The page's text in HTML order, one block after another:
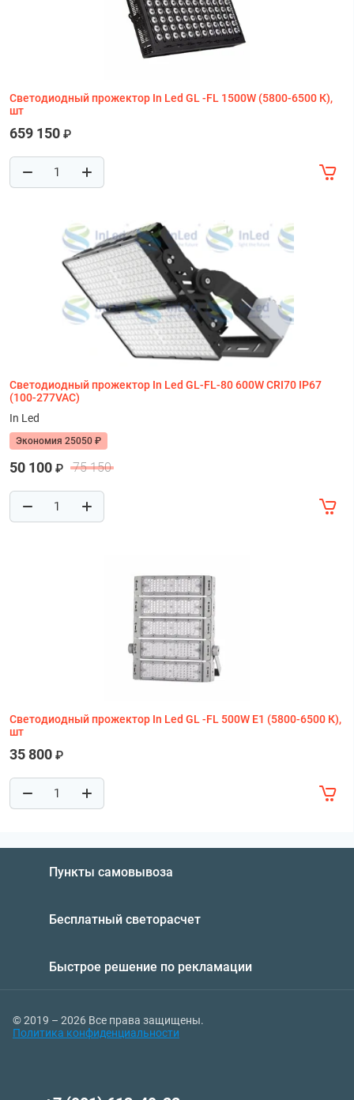
Светодиодный прожектор In Led GL -FL 1500W (5800-6500 К),
шт
659 150 ₽
Светодиодный прожектор In Led GL-FL-80 600W CRI70 IP67
(100-277VAC)
In Led
Экономия 25050 ₽
50 100 ₽ 75 150
Светодиодный прожектор In Led GL -FL 500W E1 (5800-6500 К),
шт
35 800 ₽
Пункты самовывоза
Бесплатный светорасчет
Быстрое решение по рекламации
© 2019 – 2026 Все права защищены.
Политика конфиденциальности